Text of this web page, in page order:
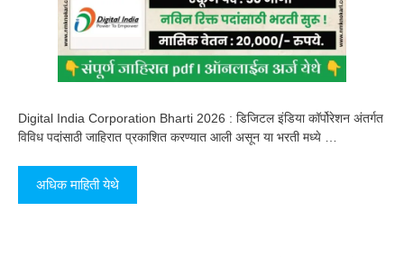
Digital India Corporation Bharti 2026 : डिजिटल इंडिया कॉर्पोरेशन अंतर्गत
विविध पदांसाठी जाहिरात प्रकाशित करण्यात आली असून या भरती मध्ये …
अधिक माहिती येथे